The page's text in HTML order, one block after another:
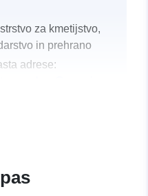
za kmetijstvo,
in prehrano
adrese:
data.europa.eu/88u/dataset/